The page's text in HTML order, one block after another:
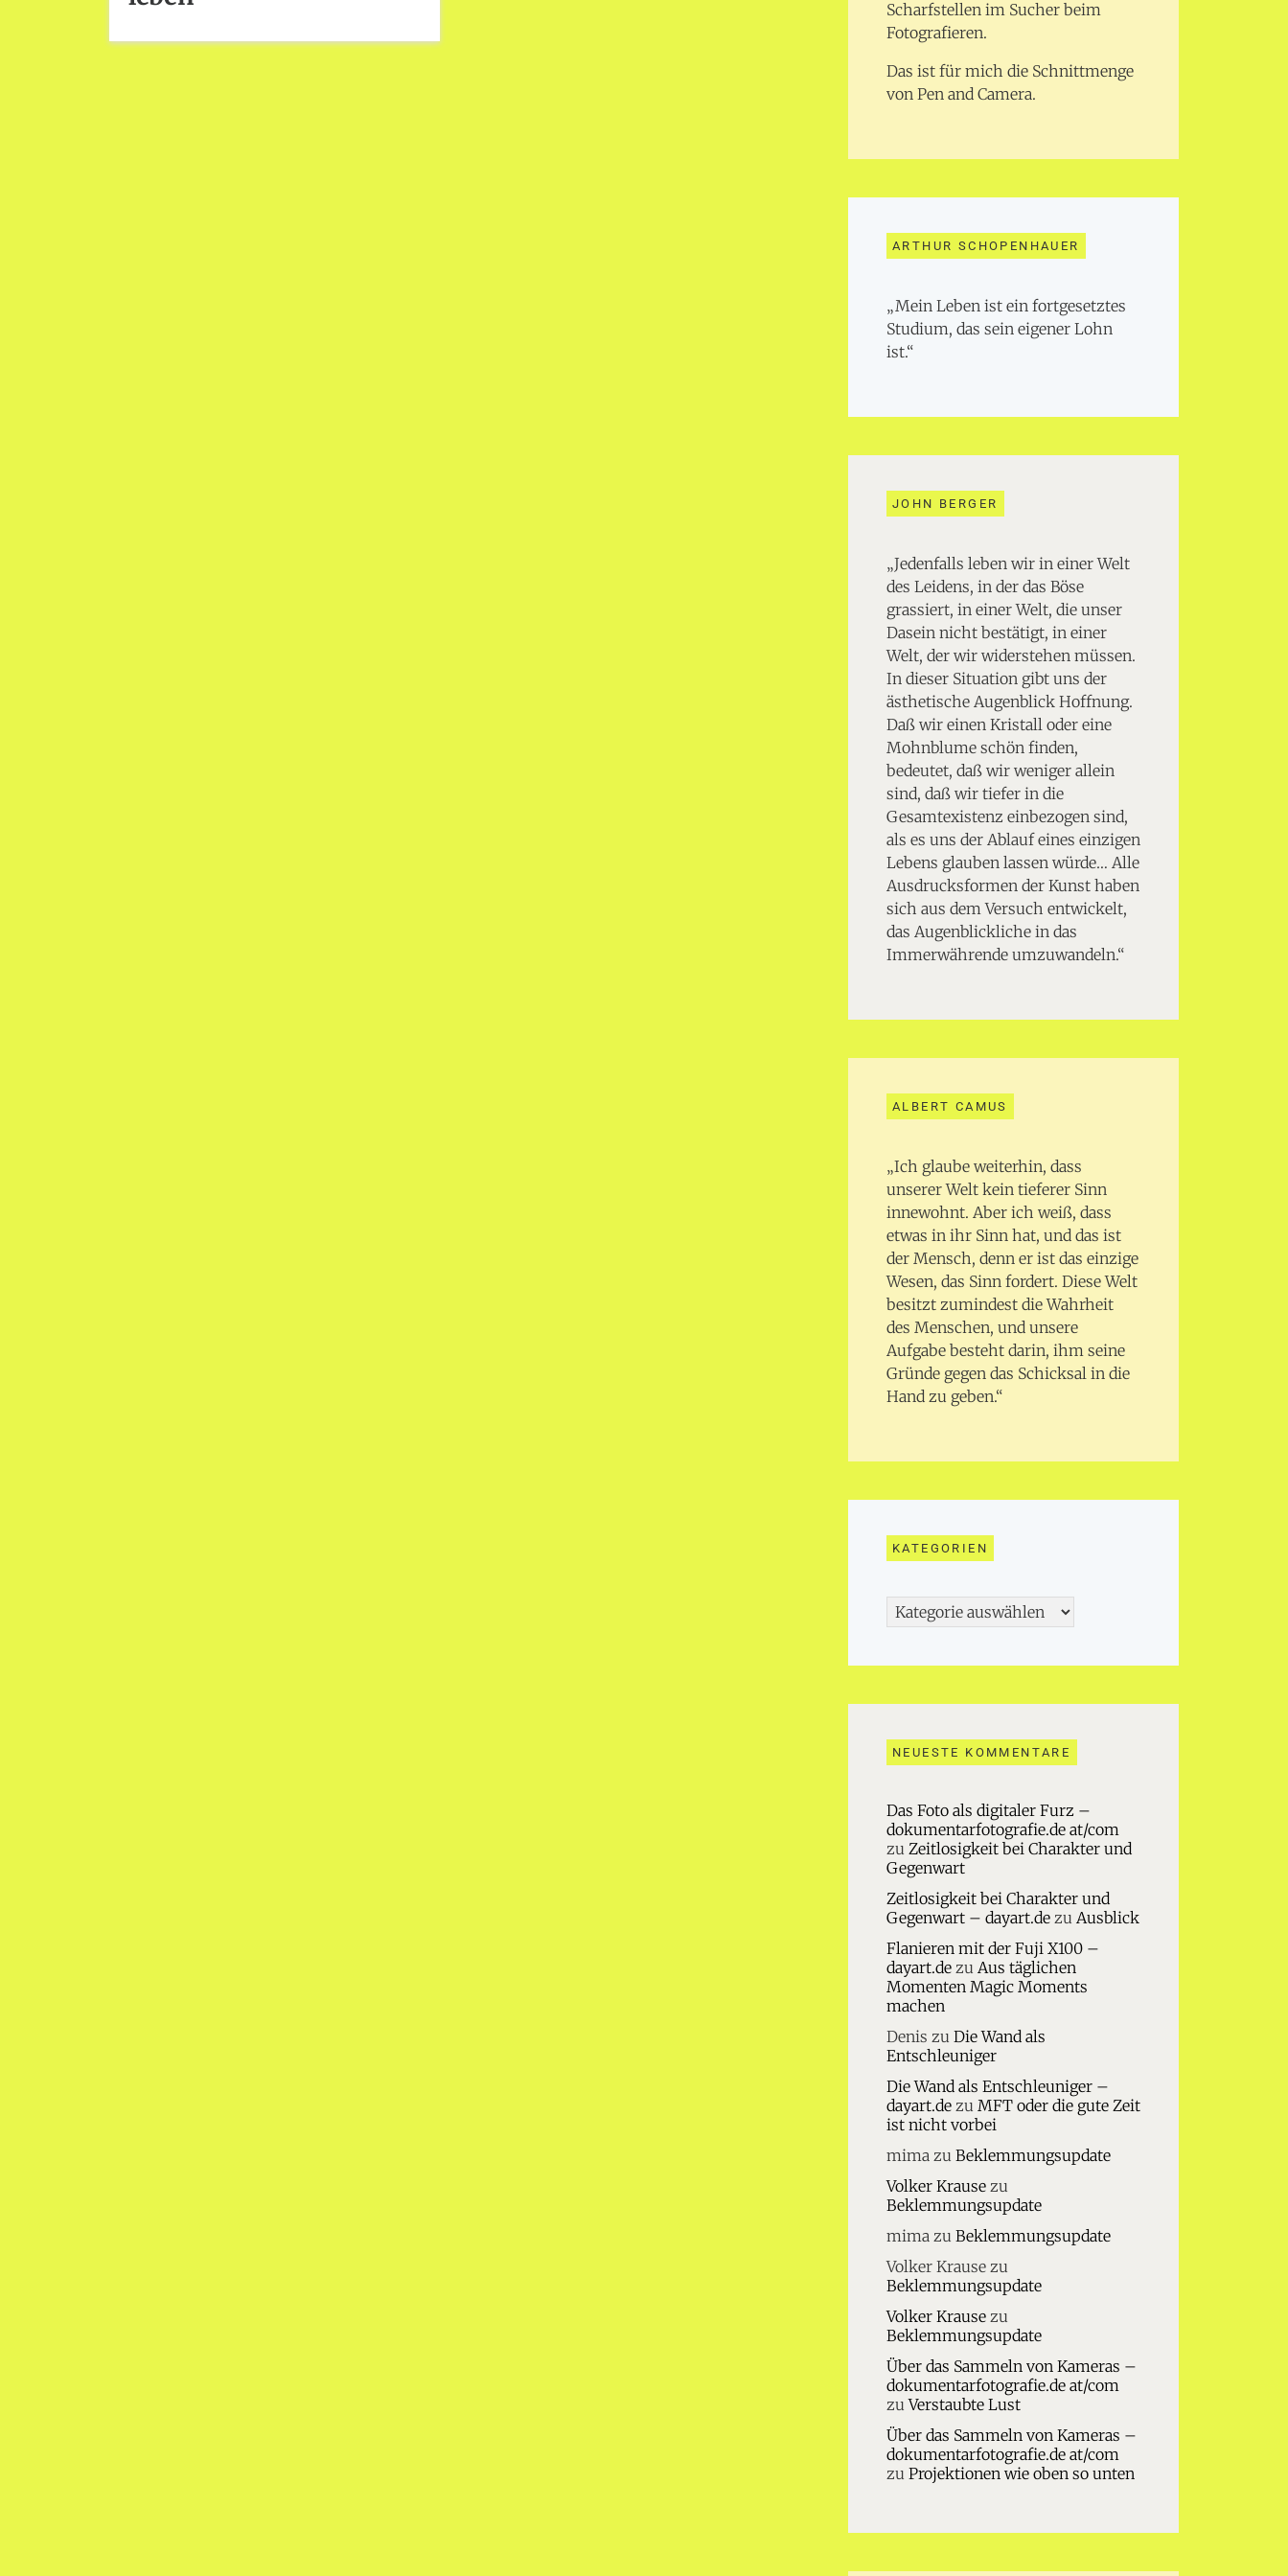
Scharfstellen im Sucher beim
Fotografieren.
Das ist für mich die Schnittmenge
von Pen and Camera.
ARTHUR SCHOPENHAUER
„Mein Leben ist ein fortgesetztes
Studium, das sein eigener Lohn
ist.“
JOHN BERGER
„Jedenfalls leben wir in einer Welt
des Leidens, in der das Böse
grassiert, in einer Welt, die unser
Dasein nicht bestätigt, in einer
Welt, der wir widerstehen müssen.
In dieser Situation gibt uns der
ästhetische Augenblick Hoffnung.
Daß wir einen Kristall oder eine
Mohnblume schön finden,
bedeutet, daß wir weniger allein
sind, daß wir tiefer in die
Gesamtexistenz einbezogen sind,
als es uns der Ablauf eines einzigen
Lebens glauben lassen würde… Alle
Ausdrucksformen der Kunst haben
sich aus dem Versuch entwickelt,
das Augenblickliche in das
Immerwährende umzuwandeln.“
ALBERT CAMUS
„Ich glaube weiterhin, dass
unserer Welt kein tieferer Sinn
innewohnt. Aber ich weiß, dass
etwas in ihr Sinn hat, und das ist
der Mensch, denn er ist das einzige
Wesen, das Sinn fordert. Diese Welt
besitzt zumindest die Wahrheit
des Menschen, und unsere
Aufgabe besteht darin, ihm seine
Gründe gegen das Schicksal in die
Hand zu geben.“
KATEGORIEN
Kategorien
NEUESTE KOMMENTARE
Das Foto als digitaler Furz –
dokumentarfotografie.de at/com
zu Zeitlosigkeit bei Charakter und
Gegenwart
Zeitlosigkeit bei Charakter und
Gegenwart – dayart.dezu Ausblick
Flanieren mit der Fuji X100 –
dayart.dezu Aus täglichen
Momenten Magic Moments
machen
Denis zu Die Wand als
Entschleuniger
Die Wand als Entschleuniger –
dayart.dezu MFT oder die gute Zeit
ist nicht vorbei
mimazu Beklemmungsupdate
Volker Krausezu
Beklemmungsupdate
mimazu Beklemmungsupdate
Volker Krausezu
Beklemmungsupdate
Volker Krausezu
Beklemmungsupdate
Über das Sammeln von Kameras –
dokumentarfotografie.de at/com
zuVerstaubte Lust
Über das Sammeln von Kameras –
dokumentarfotografie.de at/com
zu Projektionen wie oben so unten